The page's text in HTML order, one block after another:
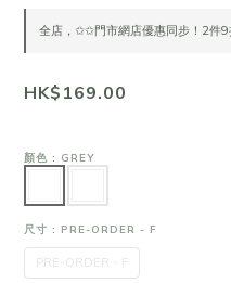
全店，✩✩門市網店優惠同步！2件
HK$169.00
顏色 : GREY
尺寸 : PRE-ORDER - F
PRE-ORDER - F